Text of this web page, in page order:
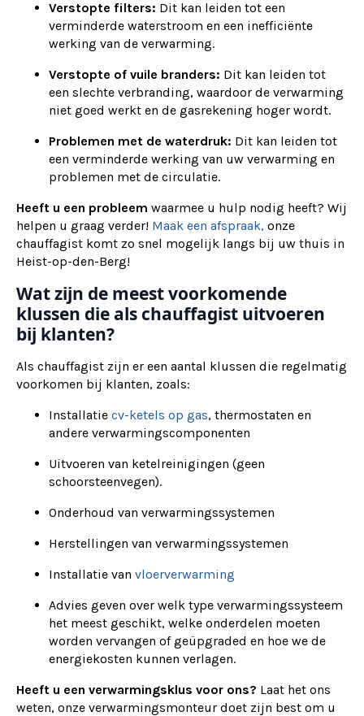
Verstopte filters: Dit kan leiden tot een
verminderde waterstroom en een inefficiënte
werking van de verwarming.
Verstopte of vuile branders: Dit kan leiden tot
een slechte verbranding, waardoor de verwarming
niet goed werkt en de gasrekening hoger wordt.
Problemen met de waterdruk: Dit kan leiden tot
een verminderde werking van uw verwarming en
problemen met de circulatie.
Heeft u een probleem waarmee u hulp nodig heeft? Wij
helpen u graag verder! Maak een afspraak, onze
chauffagist komt zo snel mogelijk langs bij uw thuis in
Heist-op-den-Berg!
Wat zijn de meest voorkomende
klussen die als chauffagist uitvoeren
bij klanten?
Als chauffagist zijn er een aantal klussen die regelmatig
voorkomen bij klanten, zoals:
Installatie cv-ketels op gas, thermostaten en
andere verwarmingscomponenten
Uitvoeren van ketelreinigingen (geen
schoorsteenvegen).
Onderhoud van verwarmingssystemen
Herstellingen van verwarmingssystemen
Installatie van vloerverwarming
Advies geven over welk type verwarmingssysteem
het meest geschikt, welke onderdelen moeten
worden vervangen of geüpgraded en hoe we de
energiekosten kunnen verlagen.
Heeft u een verwarmingsklus voor ons? Laat het ons
weten, onze verwarmingsmonteur doet zijn best om u